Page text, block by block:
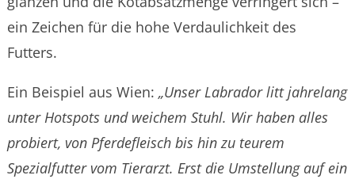
ein Zeichen für die hohe Verdaulichkeit des
Futters.
Ein Beispiel aus Wien: „Unser Labrador litt jahrelang
unter Hotspots und weichem Stuhl. Wir haben alles
probiert, von Pferdefleisch bis hin zu teurem
Spezialfutter vom Tierarzt. Erst die Umstellung auf ein